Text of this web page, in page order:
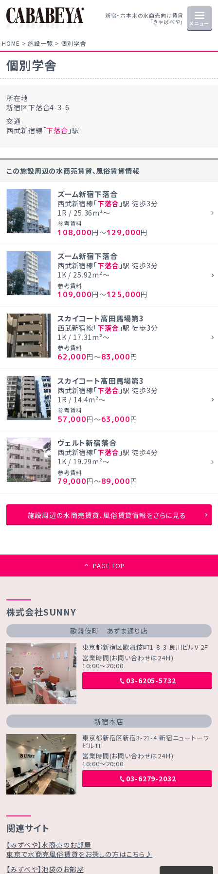
新宿・六本木の水商売向け賃貸
「きゃばべや」
メニュー
HOME 施設一覧 個別学舎
個別学舎
所在地
新宿区下落合4-3-6
交通
西武新宿線「下落合 」駅
この施設周辺の水商売賃貸、風俗賃貸情報
ズーム新宿下落合
西武新宿線「下落合 」駅 徒歩3分
1R / 25.36m²～
参考賃料
108,000円～129,000円
ズーム新宿下落合
西武新宿線「下落合 」駅 徒歩3分
1K / 25.92m²～
参考賃料
109,000円～125,000円
スカイコート高田馬場第3
西武新宿線「下落合 」駅 徒歩3分
1K / 17.31m²～
参考賃料
62,000円～83,000円
スカイコート高田馬場第3
西武新宿線「下落合 」駅 徒歩3分
1R / 14.4m²～
参考賃料
57,000円～63,000円
ヴェルト新宿落合
西武新宿線「下落合 」駅 徒歩4分
1K / 19.29m²～
参考賃料
79,000円～89,000円
施設周辺の水商売賃貸、風俗賃貸情報をさらに見る
PAGE TOP
株式会社SUNNY
歌舞伎町 あずま通り店
東京都新宿区歌舞伎町1-8-3 良川ビルV 2F
営業時間(お問い合わせは24Ｈ)
10:00～20:00
03-6205-5732
新宿本店
東京都新宿区新宿3-21-4 新宿ニュートーワ
ビル1F
営業時間(お問い合わせは24Ｈ)
10:00～20:00
03-6279-2032
関連サイト
【みずべや】水商売のお部屋
東京で水商売風俗賃貸をお探しの方はこちら♪
【みずべや】池袋のお部屋